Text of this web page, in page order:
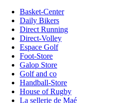
Basket-Center
Daily Bikers
Direct Running
Direct-Volley
Espace Golf
Foot-Store
Galop Store
Golf and co
Handball-Store
House of Rugby
La sellerie de Maé